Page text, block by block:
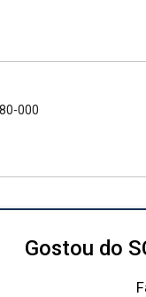
000
Gostou do